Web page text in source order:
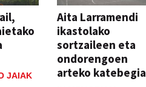
JAIAK
Aita Larramendi
ikastolako
sortzaileen eta
ondorengoen
arteko katebegia